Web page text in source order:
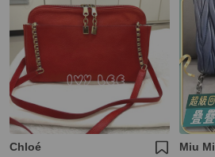
Chloé Miu